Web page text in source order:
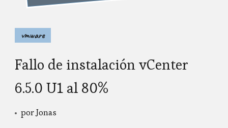
vmware
Fallo de instalación vCenter
6.5.0 U1 al 80%
porJonas